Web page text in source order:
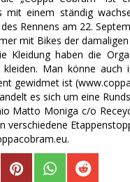
mit einem ständig
Rennens am 22.
mit Bikes der
Kleidung haben die
kleiden. Man könne
gewidmet ist
es sich um eine
Matto Moniga c/o
verschiedene